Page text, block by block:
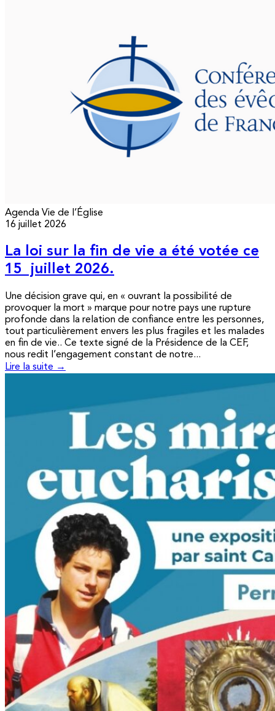
Agenda Vie de l’Église
16 juillet 2026
La loi sur la fin de vie a été votée ce
15 juillet 2026.
Une décision grave qui, en « ouvrant la possibilité de
provoquer la mort » marque pour notre pays une rupture
profonde dans la relation de confiance entre les personnes,
tout particulièrement envers les plus fragiles et les malades
en fin de vie.. Ce texte signé de la Présidence de la CEF,
nous redit l’engagement constant de notre...
Lire la suite →